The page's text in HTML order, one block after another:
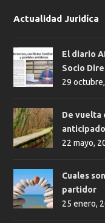
Actualidad Juridíca
El diario
Socio
29
De vuelta
anticipado
22 mayo,
Cuales
partidor
25 enero,